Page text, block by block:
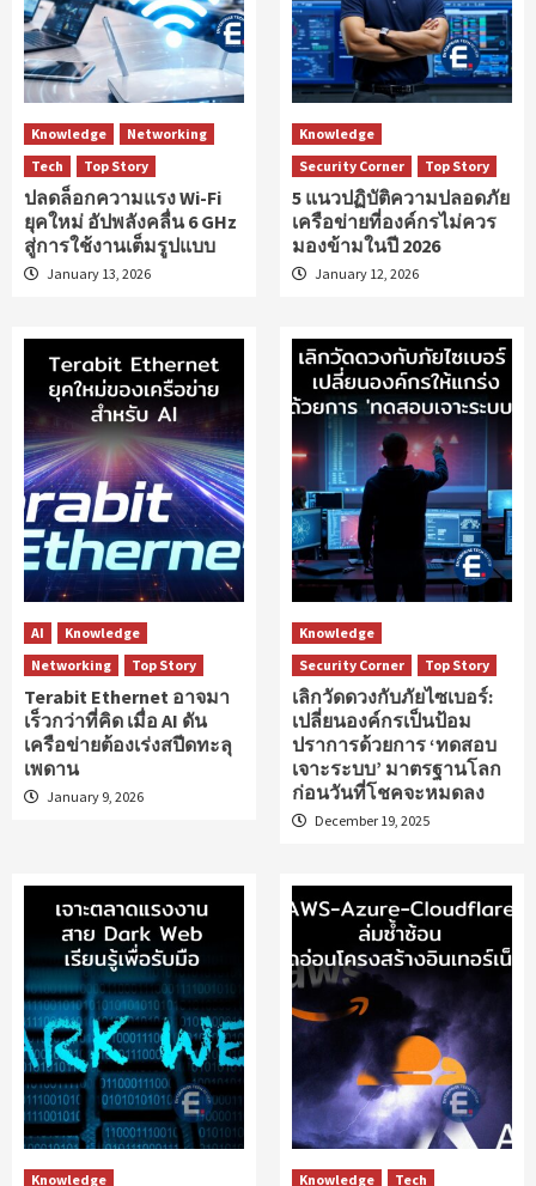
Knowledge
Networking
Tech
Top Story
ปลดล็อกความแรง Wi-Fi
ยุคใหม่ อัปพลังคลื่น 6 GHz
สู่การใช้งานเต็มรูปแบบ
January 13, 2026
Knowledge
Security Corner
Top Story
5 แนวปฏิบัติความปลอดภัย
เครือข่ายที่องค์กรไม่ควร
มองข้ามในปี 2026
January 12, 2026
AI
Knowledge
Networking
Top Story
Terabit Ethernet อาจมา
เร็วกว่าที่คิด เมื่อ AI ดัน
เครือข่ายต้องเร่งสปีดทะลุ
เพดาน
January 9, 2026
Knowledge
Security Corner
Top Story
เลิกวัดดวงกับภัยไซเบอร์:
เปลี่ยนองค์กรเป็นป้อม
ปราการด้วยการ ‘ทดสอบ
เจาะระบบ’ มาตรฐานโลก
ก่อนวันที่โชคจะหมดลง
December 19, 2025
Knowledge Knowledge Tech